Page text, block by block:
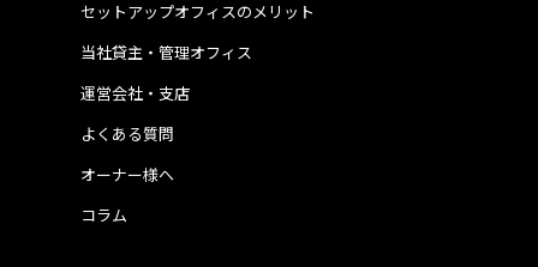
運営会社・支店
よくある質問
当社貸主・管理オフィス
オーナー様へ
コラム
セットアップオフィスのメリット